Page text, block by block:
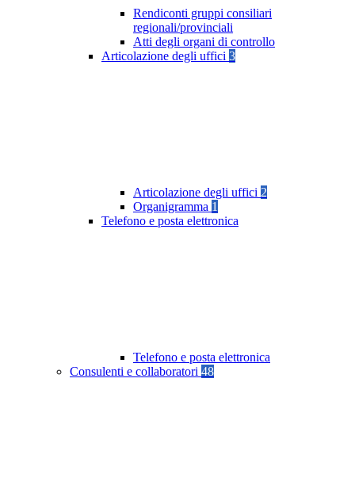
Rendiconti gruppi consiliari
regionali/provinciali
Atti degli organi di controllo
Articolazione degli uffici 3
Articolazione degli uffici 2
Organigramma 1
Telefono e posta elettronica
Telefono e posta elettronica
Consulenti e collaboratori 48